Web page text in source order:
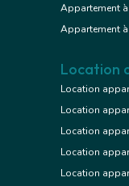
Appartement
Appartement
Location
Location
Location
Location
Location
Location